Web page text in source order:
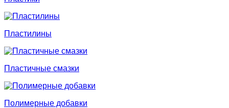
Пластилины
Пластичные смазки
Полимерные добавки